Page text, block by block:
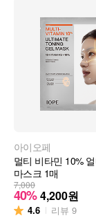
아이오페
멀티 비타민 10%
마스크 1매
7,000
40% 4,200원
4.6 리뷰 9